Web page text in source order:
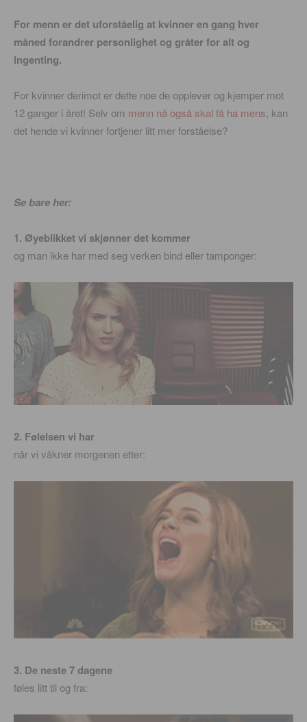
For menn er det uforståelig at kvinner en gang hver
måned forandrer personlighet og gråter for alt og
ingenting.
For kvinner derimot er dette noe de opplever og kjemper mot
12 ganger i året! Selv om menn nå også skal få ha mens, kan
det hende vi kvinner fortjener litt mer forståelse?
Se bare her:
1. Øyeblikket vi skjønner det kommer
og man ikke har med seg verken bind eller tamponger:
2. Følelsen vi har
når vi våkner morgenen etter:
3. De neste 7 dagene
føles litt til og fra: